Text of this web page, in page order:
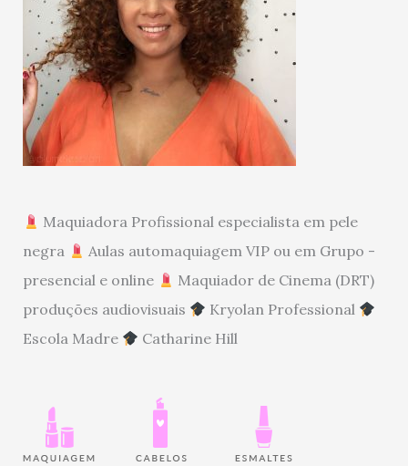
Maquiadora Profissional especialista em pele
negra
Aulas automaquiagem VIP ou em Grupo -
presencial e online
Maquiador de Cinema (DRT)
produções audiovisuais
Kryolan Professional
Escola Madre
Catharine Hill